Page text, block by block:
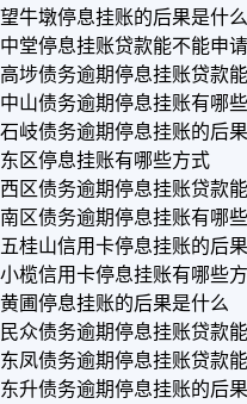
望牛墩停息挂账的后果是什么
中堂停息挂账贷款能不能申请
高埗债务逾期停息挂账贷款
中山债务逾期停息挂账有哪
石岐债务逾期停息挂账的后
东区停息挂账有哪些方式
西区债务逾期停息挂账贷款
南区债务逾期停息挂账有哪
五桂山信用卡停息挂账的后
小榄信用卡停息挂账有哪些
黄圃停息挂账的后果是什么
民众债务逾期停息挂账贷款
东凤债务逾期停息挂账贷款
东升债务逾期停息挂账的后